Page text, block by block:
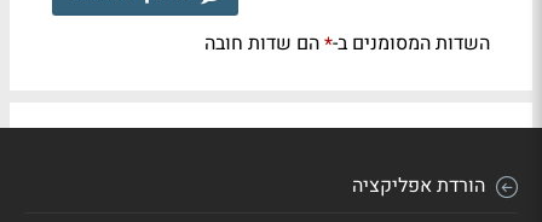
השדות המסומנים ב-*הם שדות חובה
הורדת אפליקציה